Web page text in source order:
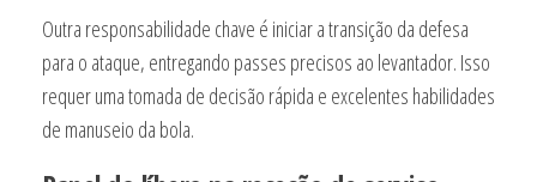
Outra responsabilidade chave é iniciar a transição da defesa
para o ataque, entregando passes precisos ao levantador. Isso
requer uma tomada de decisão rápida e excelentes habilidades
de manuseio da bola.